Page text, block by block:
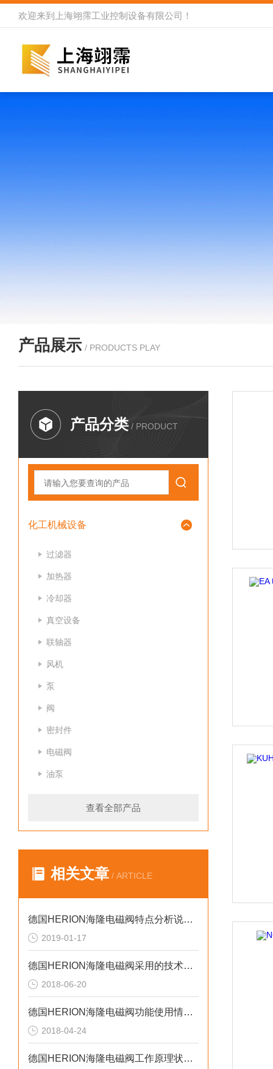
欢迎来到 上海翊霈工业控制设备有限公司 ！
产品展示 / PRODUCTS PLAY
产品分类 / PRODUCT
化工机械设备
过滤器
加热器
冷却器
真空设备
联轴器
风机
泵
阀
密封件
电磁阀
油泵
查看全部产品
相关文章 / ARTICLE
德国HERION海隆电磁阀特点分析说明讨论
2019-01-17
德国HERION海隆电磁阀采用的技术资料有着哪些呢？
2018-06-20
德国HERION海隆电磁阀功能使用情况分析简述
2018-04-24
德国HERION海隆电磁阀工作原理状况选择使用时需要注意的特性